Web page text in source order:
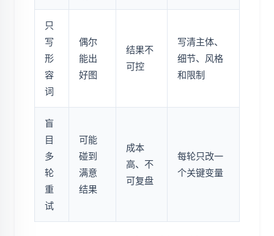
只
写
形
容
词
偶尔
能出
好图
结果不
可控
写清主体、
细节、风格
和限制
盲
目
多
轮
重
试
可能
碰到
满意
结果
成本
高、不
可复盘
每轮只改一
个关键变量